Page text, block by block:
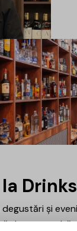
și
descopere